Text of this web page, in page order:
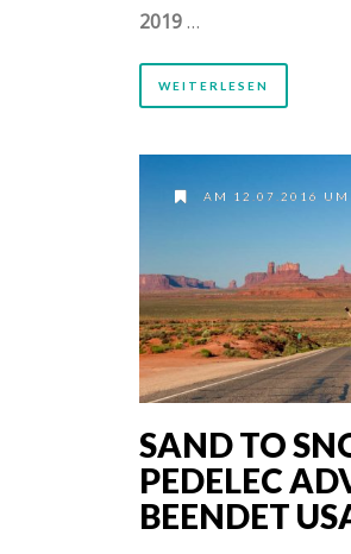
2019…
WEITERLESEN
AM 12.07.2016
SAND TO
PEDELEC
BEENDET